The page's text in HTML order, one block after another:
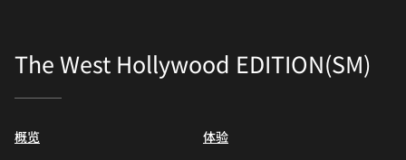
The West Hollywood EDITION(SM)
概览
体验